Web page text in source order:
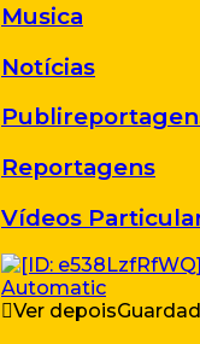
Musica
Notícias
Reportagens
Vídeos
Ver depois